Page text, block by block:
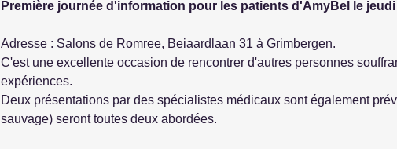
Première journée d'information pour les patients d'AmyBel le jeudi
Adresse : Salons de Romree, Beiaardlaan 31 à Grimbergen.
C'est une excellente occasion de rencontrer d'autres personnes
expériences.
Deux présentations par des spécialistes médicaux sont également
sauvage) seront toutes deux abordées.